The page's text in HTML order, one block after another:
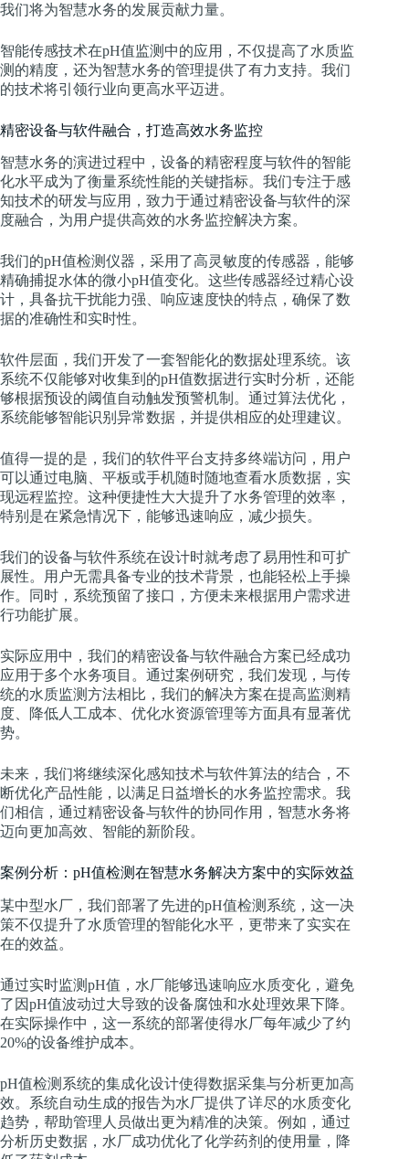
我们将为智慧水务的发展贡献力量。
智能传感技术在pH值监测中的应用，不仅提高了水质监
测的精度，还为智慧水务的管理提供了有力支持。我们
的技术将引领行业向更高水平迈进。
精密设备与软件融合，打造高效水务监控
智慧水务的演进过程中，设备的精密程度与软件的智能
化水平成为了衡量系统性能的关键指标。我们专注于感
知技术的研发与应用，致力于通过精密设备与软件的深
度融合，为用户提供高效的水务监控解决方案。
我们的pH值检测仪器，采用了高灵敏度的传感器，能够
精确捕捉水体的微小pH值变化。这些传感器经过精心设
计，具备抗干扰能力强、响应速度快的特点，确保了数
据的准确性和实时性。
软件层面，我们开发了一套智能化的数据处理系统。该
系统不仅能够对收集到的pH值数据进行实时分析，还能
够根据预设的阈值自动触发预警机制。通过算法优化，
系统能够智能识别异常数据，并提供相应的处理建议。
值得一提的是，我们的软件平台支持多终端访问，用户
可以通过电脑、平板或手机随时随地查看水质数据，实
现远程监控。这种便捷性大大提升了水务管理的效率，
特别是在紧急情况下，能够迅速响应，减少损失。
我们的设备与软件系统在设计时就考虑了易用性和可扩
展性。用户无需具备专业的技术背景，也能轻松上手操
作。同时，系统预留了接口，方便未来根据用户需求进
行功能扩展。
实际应用中，我们的精密设备与软件融合方案已经成功
应用于多个水务项目。通过案例研究，我们发现，与传
统的水质监测方法相比，我们的解决方案在提高监测精
度、降低人工成本、优化水资源管理等方面具有显著优
势。
未来，我们将继续深化感知技术与软件算法的结合，不
断优化产品性能，以满足日益增长的水务监控需求。我
们相信，通过精密设备与软件的协同作用，智慧水务将
迈向更加高效、智能的新阶段。
案例分析：pH值检测在智慧水务解决方案中的实际效益
某中型水厂，我们部署了先进的pH值检测系统，这一决
策不仅提升了水质管理的智能化水平，更带来了实实在
在的效益。
通过实时监测pH值，水厂能够迅速响应水质变化，避免
了因pH值波动过大导致的设备腐蚀和水处理效果下降。
在实际操作中，这一系统的部署使得水厂每年减少了约
20%的设备维护成本。
pH值检测系统的集成化设计使得数据采集与分析更加高
效。系统自动生成的报告为水厂提供了详尽的水质变化
趋势，帮助管理人员做出更为精准的决策。例如，通过
分析历史数据，水厂成功优化了化学药剂的使用量，降